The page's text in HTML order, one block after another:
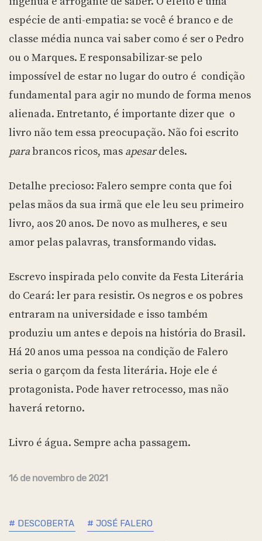
espécie de anti-empatia: se você é branco e de
classe média nunca vai saber como é ser o Pedro
ou o Marques. E responsabilizar-se pelo
impossível de estar no lugar do outro é condição
fundamental para agir no mundo de forma menos
alienada. Entretanto, é importante dizer que o
livro não tem essa preocupação. Não foi escrito
parabrancos ricos, mas apesardeles.
Detalhe precioso: Falero sempre conta que foi
pelas mãos da sua irmã que ele leu seu primeiro
livro, aos 20 anos. De novo as mulheres, e seu
amor pelas palavras, transformando vidas.
Escrevo inspirada pelo convite da Festa Literária
do Ceará: ler para resistir. Os negros e os pobres
entraram na universidade e isso também
produziu um antes e depois na história do Brasil.
Há 20 anos uma pessoa na condição de Falero
seria o garçom da festa literária. Hoje ele é
protagonista. Pode haver retrocesso, mas não
haverá retorno.
Livro é água. Sempre acha passagem.
16 de novembro de 2021
# DESCOBERTA # JOSÉ FALERO